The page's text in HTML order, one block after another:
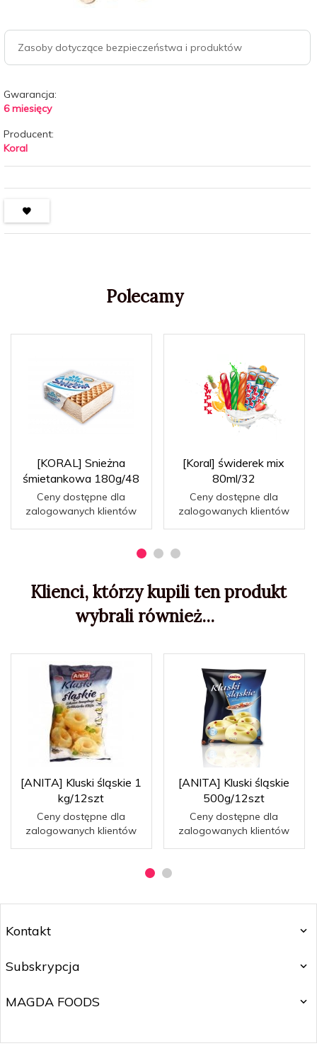
Zasoby dotyczące bezpieczeństwa i produktów
Gwarancja:
6 miesięcy
Producent:
Koral
Polecamy
[KORAL] Snieżna
śmietankowa 180g/48
Ceny dostępne dla
zalogowanych klientów
[Koral] świderek mix
80ml/32
Ceny dostępne dla
zalogowanych klientów
Klienci, którzy kupili ten produkt
wybrali również...
[ANITA] Kluski śląskie 1
kg/12szt
Ceny dostępne dla
zalogowanych klientów
[ANITA] Kluski śląskie
500g/12szt
Ceny dostępne dla
zalogowanych klientów
Kontakt
Subskrypcja
MAGDA FOODS